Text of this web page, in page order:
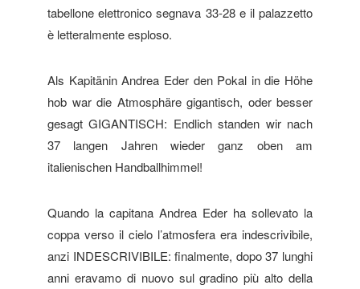
tabellone elettronico segnava 33-28 e il palazzetto
è letteralmente esploso.
Als Kapitänin Andrea Eder den Pokal in die Höhe
hob war die Atmosphäre gigantisch, oder besser
gesagt GIGANTISCH: Endlich standen wir nach
37 langen Jahren wieder ganz oben am
italienischen Handballhimmel!
Quando la capitana Andrea Eder ha sollevato la
coppa verso il cielo l’atmosfera era indescrivibile,
anzi INDESCRIVIBILE: finalmente, dopo 37 lunghi
anni eravamo di nuovo sul gradino più alto della